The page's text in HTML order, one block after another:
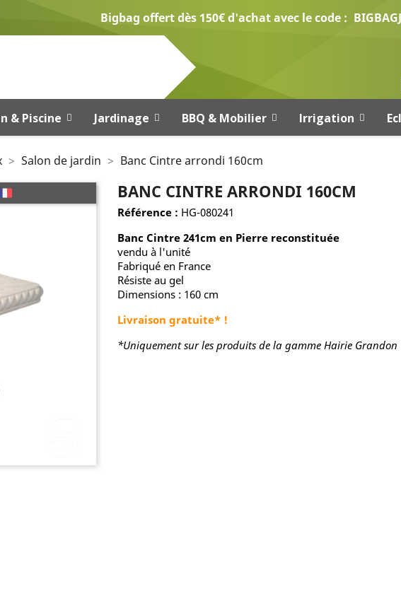
Bigbag offert dès 150€ d'achat avec le code :
& Piscine Jardinage BBQ & Mobilier Irrigation
Salon de jardin Banc Cintre arrondi 160cm
BANC CINTRE ARRONDI 160CM
Référence : HG-080241
Banc Cintre 241cm en Pierre reconstituée
vendu à l'unité
Fabriqué en France
Résiste au gel
Dimensions : 160 cm
Livraison gratuite* !
*Uniquement sur les produits de la gamme Hairie Grandon